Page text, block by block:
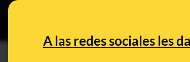
A las redes sociales les